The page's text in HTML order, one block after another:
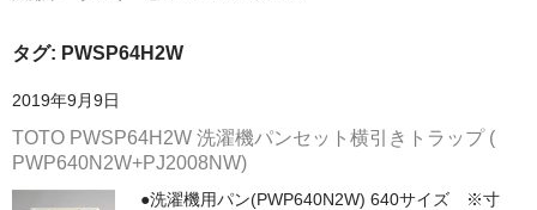
商品一覧
水栓
浴室用シャワー水栓
浴室用バス水栓
タグ: PWSP64H2W
2019年9月9日
TOTO PWSP64H2W 洗濯機パンセット横引きトラップ (
PWP640N2W+PJ2008NW)
●洗濯機用パン(PWP640N2W) 640サイズ ※寸